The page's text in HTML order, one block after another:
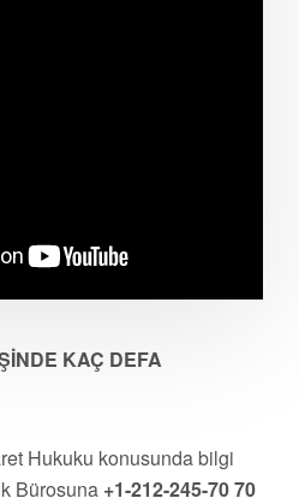
KAÇ DEFA
Hukuku konusunda bilgi
Bürosuna +1-212-245-70 70